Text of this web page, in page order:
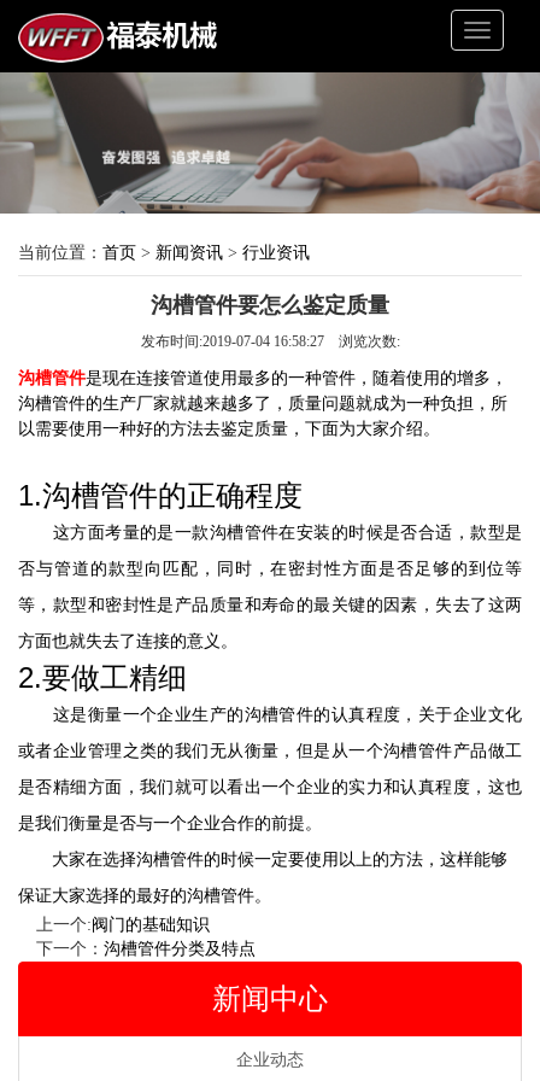
Toggle
当前位置： 首页 > 新闻资讯 > 行业资讯
沟槽管件要怎么鉴定质量
发布时间:2019-07-04 16:58:27 浏览次数:
沟槽管件是现在连接管道使用最多的一种管件，随着使用的增多，
沟槽管件的生产厂家就越来越多了，质量问题就成为一种负担，所
以需要使用一种好的方法去鉴定质量，下面为大家介绍。
1.沟槽管件的正确程度
这方面考量的是一款沟槽管件在安装的时候是否合适，款型是
否与管道的款型向匹配，同时，在密封性方面是否足够的到位等
等，款型和密封性是产品质量和寿命的最关键的因素，失去了这两
方面也就失去了连接的意义。
2.要做工精细
这是衡量一个企业生产的沟槽管件的认真程度，关于企业文化
或者企业管理之类的我们无从衡量，但是从一个沟槽管件产品做工
是否精细方面，我们就可以看出一个企业的实力和认真程度，这也
是我们衡量是否与一个企业合作的前提。
大家在选择沟槽管件的时候一定要使用以上的方法，这样能够
保证大家选择的最好的沟槽管件。
上一个:阀门的基础知识
下一个： 沟槽管件分类及特点
新闻中心
企业动态